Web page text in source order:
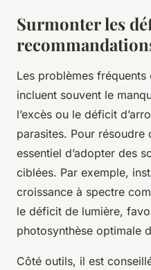
Surmonter les
Les problèmes fréquents
incluent souvent le
l’excès ou le déficit
parasites. Pour
essentiel d’adopter des
ciblées. Par exemple,
croissance à spectre
le déficit de lumière,
photosynthèse optimale
Côté outils, il est